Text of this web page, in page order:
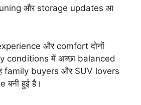
और storage updates आ
और comfort दोनों
conditions में अच्छा balanced
family buyers और SUV lovers
बनी हुई है।